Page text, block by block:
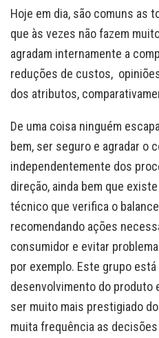
Hoje em dia, são comuns as
que às vezes não fazem
agradam internamente a
reduções de custos,
dos atributos,
De uma coisa ninguém
bem, ser seguro e agradar o
independentemente dos
direção, ainda bem que
técnico que verifica o
recomendando ações
consumidor e evitar
por exemplo. Este grupo
desenvolvimento do produto
ser muito mais prestigiado
muita frequência as